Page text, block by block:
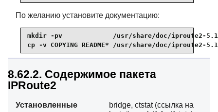
По желанию установите документацию:
mkdir -pv             /usr/share/doc/iproute2-
cp -v COPYING README* /usr/share/doc/iproute2-
8.62.2. Содержимое пакета
IPRoute2
Установленные
bridge, ctstat (ссылка на